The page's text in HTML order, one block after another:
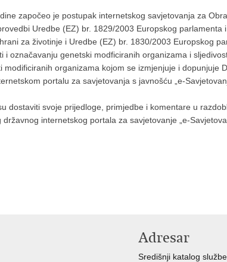
započeo je postupak internetskog savjetovanja za
Uredbe (EZ) br. 1829/2003 Europskog parlamenta
za životinje i Uredbe (EZ) br. 1830/2003 Europskog
i označavanju genetski modficiranih organizama i
modificiranih organizama kojom se izmjenjuje i dopunjuje
portalu za savjetovanja s javnošću „e-
dostaviti svoje prijedloge, primjedbe i komentare u
internetskog portala za savjetovanje „e-
Adresar
Središnji katalog